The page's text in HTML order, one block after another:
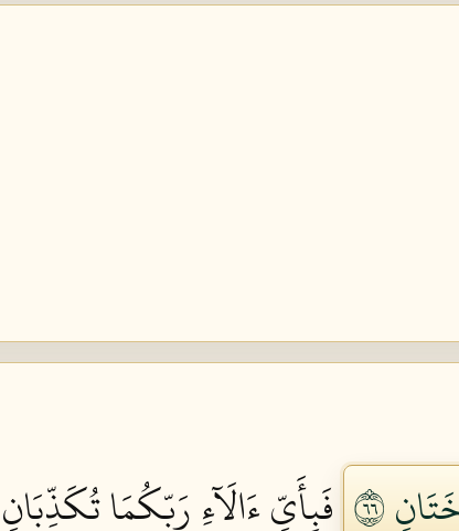
٦٦ فَبِأَيِّ ءَالَآءِ رَبِّكُمَا تُكَذِّبَانِ ٦٧